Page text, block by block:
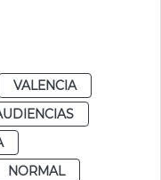
VALENCIA
NORMAL